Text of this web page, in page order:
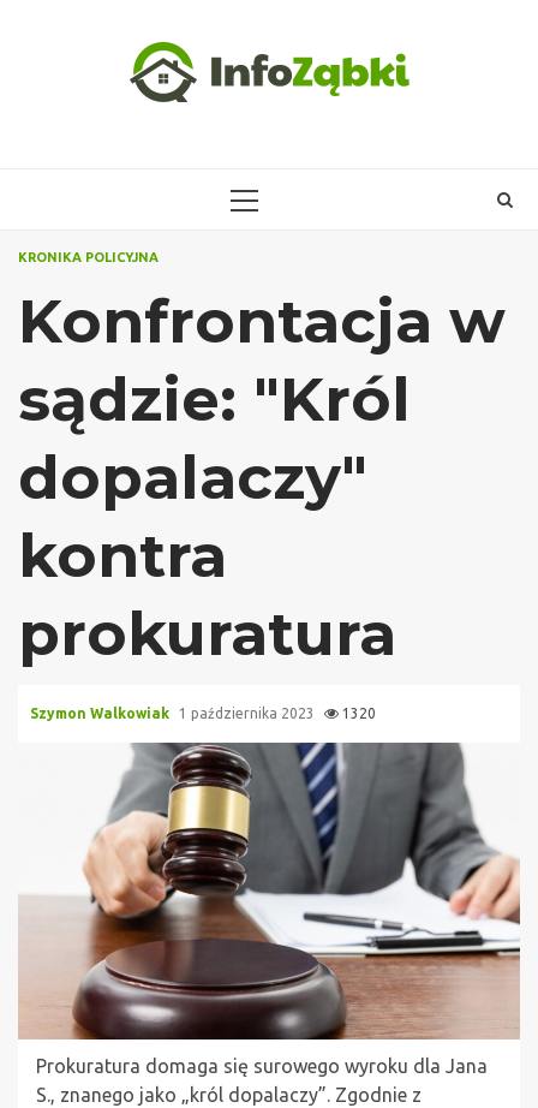
PRIMARY
KRONIKA POLICYJNA
Konfrontacja w
sądzie: "Król
dopalaczy"
kontra
prokuratura
Szymon Walkowiak 1 października 2023 1320
Prokuratura domaga się surowego wyroku dla Jana
S., znanego jako „król dopalaczy”. Zgodnie z